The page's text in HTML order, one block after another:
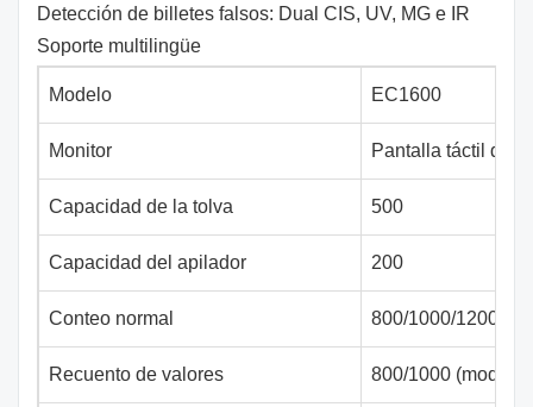
Detección de billetes falsos: Dual CIS, UV, MG e IR
Soporte multilingüe
Modelo EC1600
Monitor Pantalla táctil de
Capacidad de la tolva 500
Capacidad del apilador 200
Conteo normal 800/1000/1200/
Recuento de valores 800/1000 (modo